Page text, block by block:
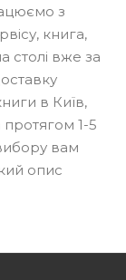
з
книга,
столі вже за
в Київ,
протягом 1-5
вам
опис